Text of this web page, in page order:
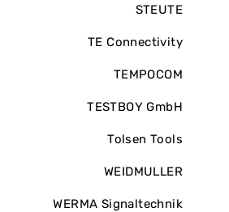
STEUTE
TE Connectivity
TEMPOCOM
TESTBOY GmbH
Tolsen Tools
WEIDMULLER
WERMA Signaltechnik